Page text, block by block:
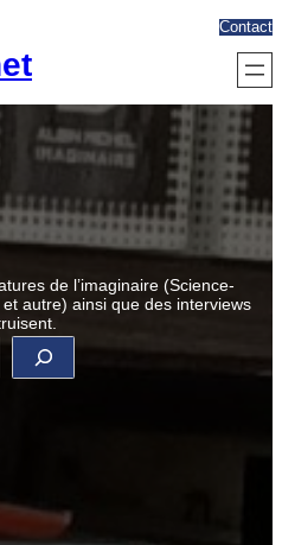
Contact
de l’imaginaire (Science-
autre) ainsi que des interviews